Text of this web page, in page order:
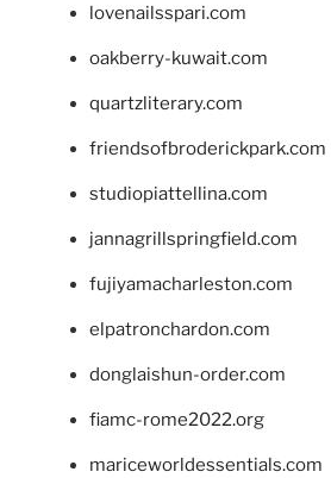
lovenailsspari.com
oakberry-kuwait.com
quartzliterary.com
friendsofbroderickpark.com
studiopiattellina.com
jannagrillspringfield.com
fujiyamacharleston.com
elpatronchardon.com
donglaishun-order.com
fiamc-rome2022.org
mariceworldessentials.com